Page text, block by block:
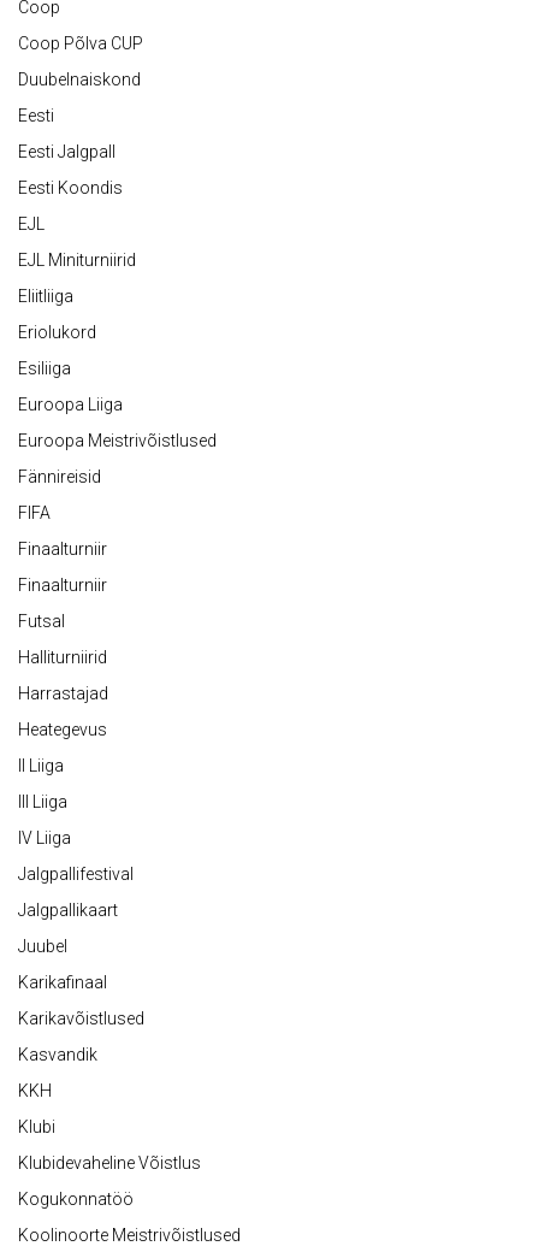
Coop
Coop Põlva CUP
Duubelnaiskond
Eesti
Eesti Jalgpall
Eesti Koondis
EJL
EJL Miniturniirid
Eliitliiga
Eriolukord
Esiliiga
Euroopa Liiga
Euroopa Meistrivõistlused
Fännireisid
FIFA
Finaalturniir
Finaalturniir
Futsal
Halliturniirid
Harrastajad
Heategevus
II Liiga
III Liiga
IV Liiga
Jalgpallifestival
Jalgpallikaart
Juubel
Karikafinaal
Karikavõistlused
Kasvandik
KKH
Klubi
Klubidevaheline Võistlus
Kogukonnatöö
Koolinoorte Meistrivõistlused